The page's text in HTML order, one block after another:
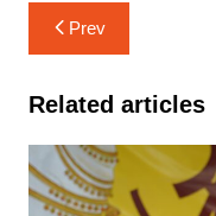
Post
navigation
Prev
Related articles